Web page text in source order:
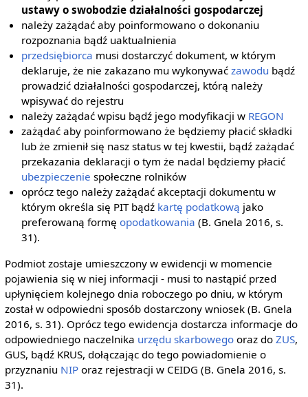
ustawy o swobodzie działalności gospodarczej
należy zażądać aby poinformowano o dokonaniu
rozpoznania bądź uaktualnienia
przedsiębiorca musi dostarczyć dokument, w którym
deklaruje, że nie zakazano mu wykonywaćzawodu bądź
prowadzić działalności gospodarczej, którą należy
wpisywać do rejestru
należy zażądać wpisu bądź jego modyfikacji w REGON
zażądać aby poinformowano że będziemy płacić składki
lub że zmienił się nasz status w tej kwestii, bądź zażądać
przekazania deklaracji o tym że nadal będziemy płacić
ubezpieczenie społeczne rolników
oprócz tego należy zażądać akceptacji dokumentu w
którym określa się PIT bądź kartę podatkową jako
preferowaną formęopodatkowania (B. Gnela 2016, s.
31).
Podmiot zostaje umieszczony w ewidencji w momencie
pojawienia się w niej informacji - musi to nastąpić przed
upłynięciem kolejnego dnia roboczego po dniu, w którym
został w odpowiedni sposób dostarczony wniosek (B. Gnela
2016, s. 31). Oprócz tego ewidencja dostarcza informacje do
odpowiedniego naczelnika urzędu skarbowegooraz do ZUS,
GUS, bądź KRUS, dołączając do tego powiadomienie o
przyznaniu NIPoraz rejestracji w CEIDG (B. Gnela 2016, s.
31).